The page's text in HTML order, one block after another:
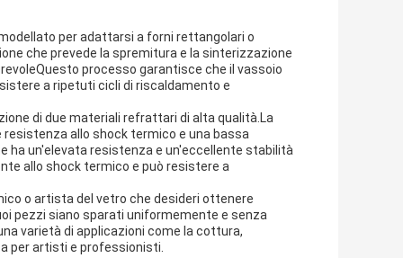
per adattarsi a forni rettangolari o
che prevede la spremitura e la sinterizzazione
processo garantisce che il vassoio
a ripetuti cicli di riscaldamento e
di due materiali refrattari di alta qualità.La
allo shock termico e una bassa
ha un'elevata resistenza e un'eccellente stabilità
allo shock termico e può resistere a
o artista del vetro che desideri ottenere
pezzi siano sparati uniformemente e senza
varietà di applicazioni come la cottura,
per artisti e professionisti.